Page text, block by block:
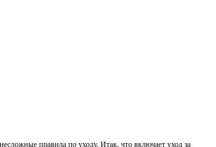
правила по уходу. Итак, что включает уход за